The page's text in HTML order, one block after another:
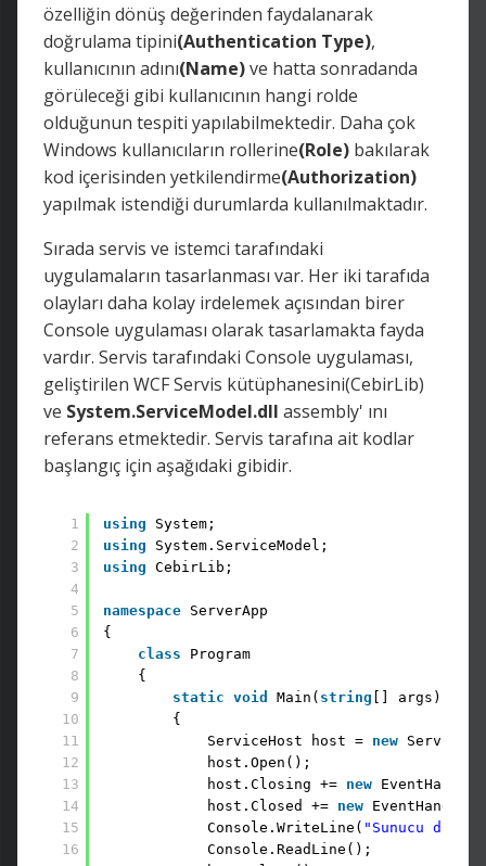
özelliğin dönüş değerinden faydalanarak
doğrulama tipini(Authentication Type),
kullanıcının adını(Name)ve hatta sonradanda
görüleceği gibi kullanıcının hangi rolde
olduğunun tespiti yapılabilmektedir. Daha çok
Windows kullanıcıların rollerine(Role) bakılarak
kod içerisinden yetkilendirme(Authorization)
yapılmak istendiği durumlarda kullanılmaktadır.
Sırada servis ve istemci tarafındaki
uygulamaların tasarlanması var. Her iki tarafıda
olayları daha kolay irdelemek açısından birer
Console uygulaması olarak tasarlamakta fayda
vardır. Servis tarafındaki Console uygulaması,
geliştirilen WCF Servis kütüphanesini(CebirLib)
ve System.ServiceModel.dll assembly' ını
referans etmektedir. Servis tarafına ait kodlar
başlangıç için aşağıdaki gibidir.
1
2
3
4
5
6
7
8
9
10
11
12
13
14
15
16
using
System;
using
System.ServiceModel;
using CebirLib;
namespace ServerApp
{
class
Program
{
static void Main( string [] args)
{
ServiceHost host = new
host.Open();
host.Closing += new
host.Closed += new
Console.WriteLine( "Sunucu
Console.ReadLine();